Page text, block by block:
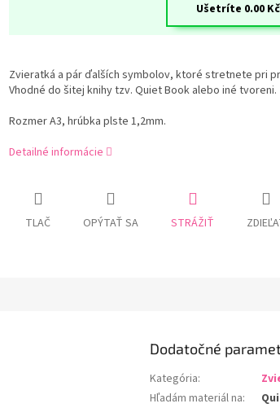
Ušetríte 0.00Kč
Zvieratká a pár ďalších symbolov, ktoré stretnete pri
Vhodné do šitej knihy tzv. Quiet Book alebo iné tvoreni.
Rozmer A3, hrúbka plste 1,2mm.
Detailné informácie
TLAČ OPÝTAŤ SA STRÁŽIŤ
Dodatočné
Kategória:
Hľadám materiál na: